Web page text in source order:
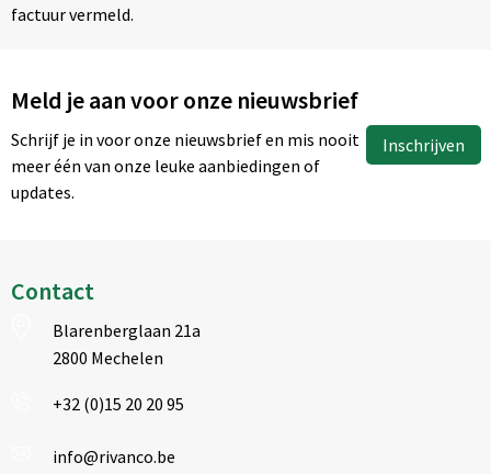
factuur vermeld.
Meld je aan voor onze nieuwsbrief
Schrijf je in voor onze nieuwsbrief en mis nooit
meer één van onze leuke aanbiedingen of
updates.
Inschrijven
Contact
Blarenberglaan 21a
2800 Mechelen
+32 (0)15 20 20 95
info@rivanco.be